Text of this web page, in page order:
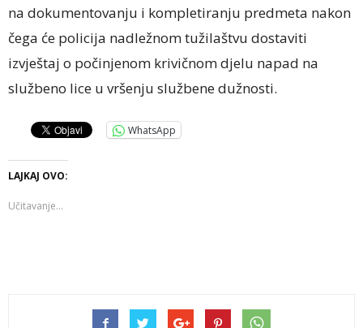
na dokumentovanju i kompletiranju predmeta nakon
čega će policija nadležnom tužilaštvu dostaviti
izvještaj o počinjenom krivičnom djelu napad na
službeno lice u vršenju službene dužnosti.
WhatsApp
LAJKAJ OVO:
Učitavanje...